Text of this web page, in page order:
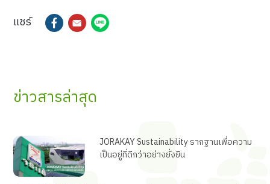
แชร์
ข่าวสารล่าสุด
JORAKAY Sustainability รากฐานเพื่อความ
เป็นอยู่ที่ดีกว่าอย่างยั่งยืน